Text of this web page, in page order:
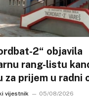
2“ objavila
rang-listu
za prijem u radni
vijestnik 05/08/2026